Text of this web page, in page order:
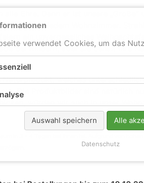
verwendet Cookies, um das
Auswahl speichern Alle
Datenschutz
Ehre. Denn er ist unsere „Große“
in jedem Wohnzimmer.
ein unvergessliches
bei Kindern, aber sie behält ihre
welches
Die Produktbilder sind natürlich nur
würden wir auch in unser
in 3 - 4 Tagen bei Ihnen ist. Aufgrund von hohen